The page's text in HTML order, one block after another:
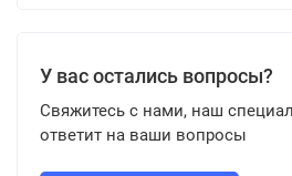
У вас остались вопросы?
Свяжитесь с нами, наш
ответит на ваши вопросы